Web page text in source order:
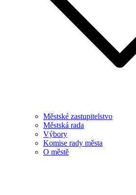
Městské zastupitelstvo
Městská rada
Výbory
Komise rady města
O městě